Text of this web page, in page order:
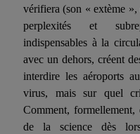
vérifiera (son « extème
perplexités et
indispensables à la
avec un dehors, créent
interdire les aéroports
virus, mais sur quel
Comment,
de la science dès